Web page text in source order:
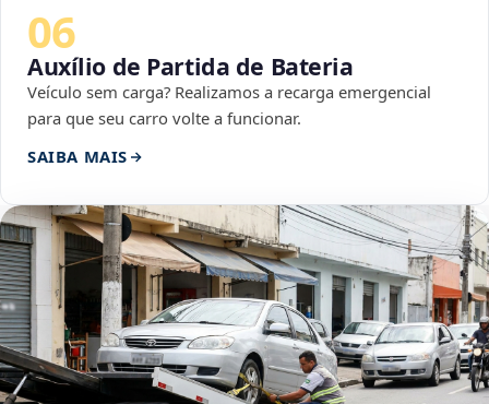
06
Auxílio de Partida de Bateria
Veículo sem carga? Realizamos a recarga emergencial
para que seu carro volte a funcionar.
SAIBA MAIS